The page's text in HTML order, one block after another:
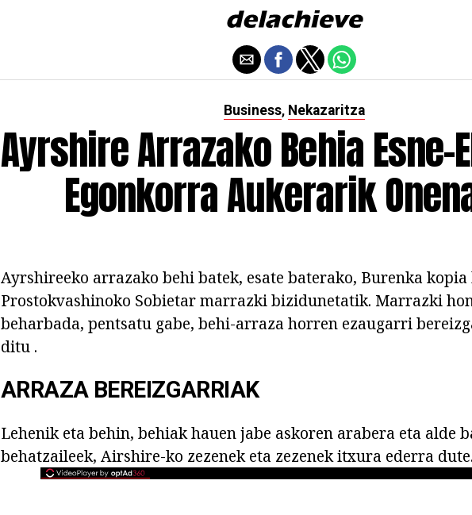
Business, Nekazaritza
Ayrshire Arrazako Behia Esne-
Egonkorra Aukerarik
Ayrshireeko arrazako behi batek, esate baterako, Burenka kopia
Prostokvashinoko Sobietar marrazki bizidunetatik. Marrazki
beharbada, pentsatu gabe, behi-arraza horren ezaugarri
ditu .
ARRAZA BEREIZGARRIAK
Lehenik eta behin, behiak hauen jabe askoren arabera eta alde
behatzaileek, Airshire-ko zezenek eta zezenek itxura ederra dute.